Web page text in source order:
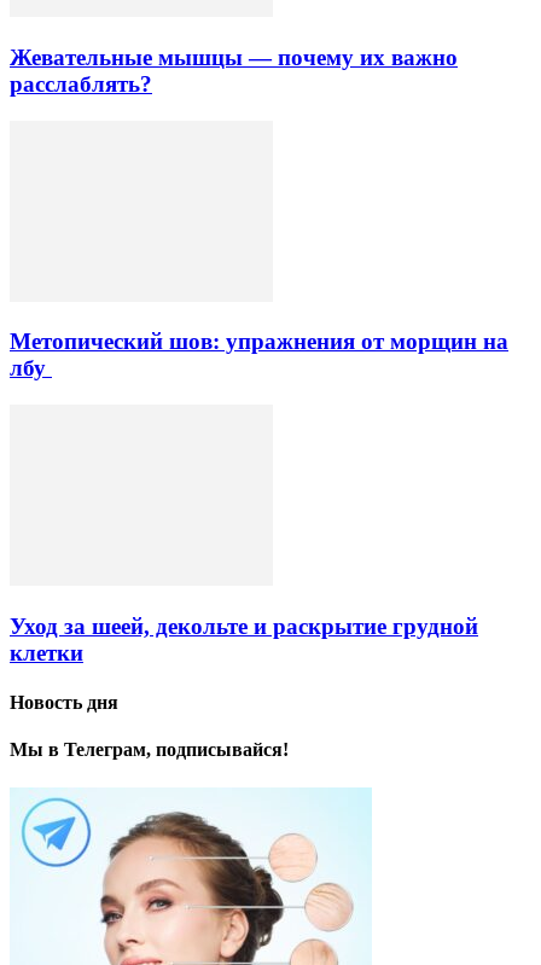
Жевательные мышцы — почему их важно
расслаблять?
Метопический шов: упражнения от морщин на
лбу
Уход за шеей, декольте и раскрытие грудной
клетки
Новость дня
Мы в Телеграм, подписывайся!